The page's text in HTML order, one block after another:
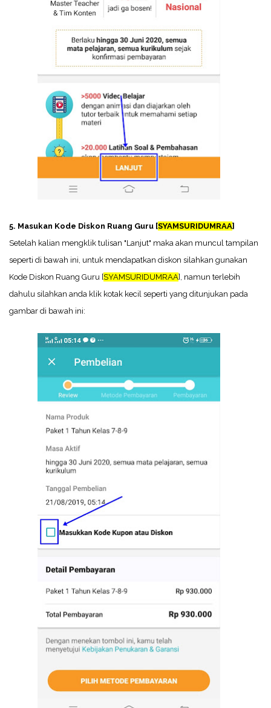
5. Masukan Kode Diskon Ruang Guru [SYAMSURIDUMRAA]
Setelah kalian mengklik tulisan "Lanjut" maka akan muncul tampilan
seperti di bawah ini, untuk mendapatkan diskon silahkan gunakan
Kode Diskon Ruang Guru [SYAMSURIDUMRAA], namun terlebih
dahulu silahkan anda klik kotak kecil seperti yang ditunjukan pada
gambar di bawah ini: